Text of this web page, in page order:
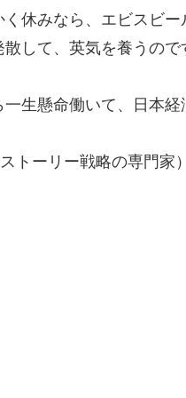
休みなら、エビスビー
して、英気を養うので
生懸命働いて、日本経
トーリー戦略の専門家）